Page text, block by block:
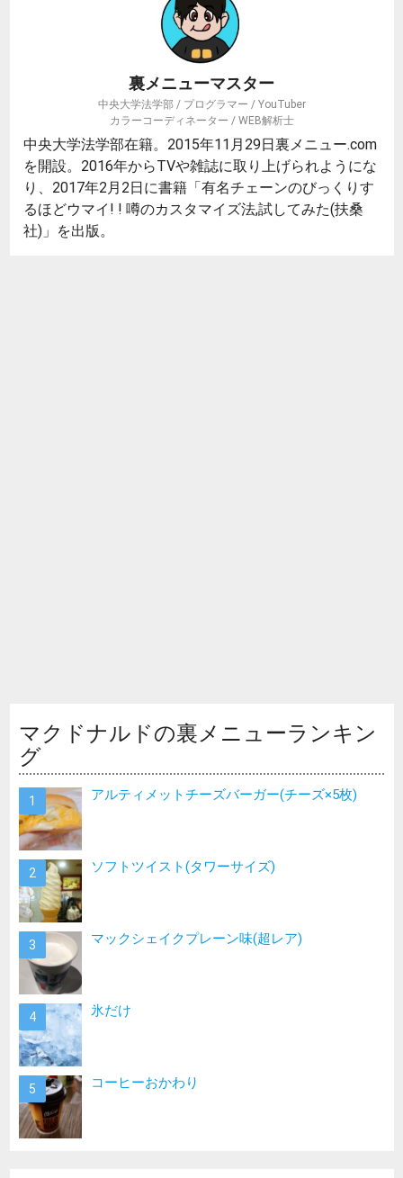
裏メニューマスター
中央大学法学部 / プログラマー / YouTuber
カラーコーディネーター / WEB解析士
中央大学法学部在籍。2015年11月29日裏メニュー.com
を開設。2016年からTVや雑誌に取り上げられようにな
り、2017年2月2日に書籍「有名チェーンのびっくりす
るほどウマイ! ! 噂のカスタマイズ法,試してみた(扶桑
社)」を出版。
マクドナルドの裏メニューランキン
グ
アルティメットチーズバーガー(チーズ×5枚)
ソフトツイスト(タワーサイズ)
マックシェイクプレーン味(超レア)
氷だけ
コーヒーおかわり